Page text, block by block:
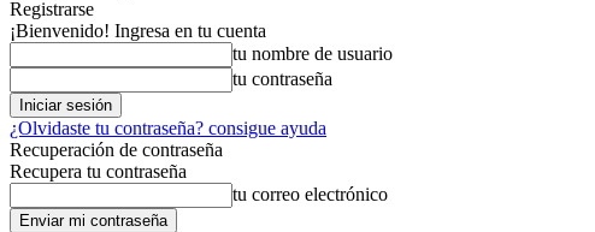
Registrarse
¡Bienvenido! Ingresa en tu cuenta
tu nombre de usuario
tu contraseña
¿Olvidaste tu contraseña? consigue ayuda
Recuperación de contraseña
Recupera tu contraseña
tu correo electrónico